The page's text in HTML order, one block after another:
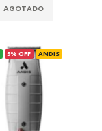
AGOTADO
5% OFF ANDIS